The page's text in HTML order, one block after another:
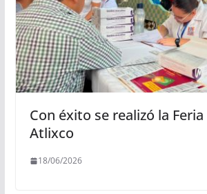
Con éxito se realizó la Feria
Atlixco
18/06/2026